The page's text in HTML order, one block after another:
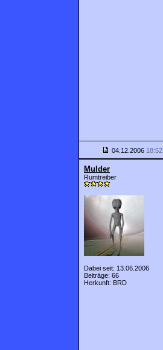
04.12.2006 18:52
Mulder
Rumtreiber
Dabei seit: 13.06.2006
Beiträge: 66
Herkunft: BRD